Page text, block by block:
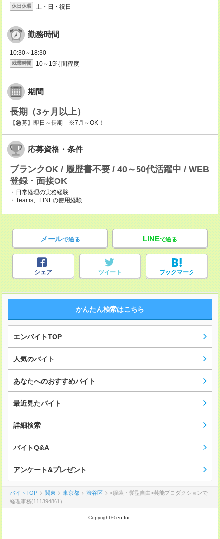
休日休暇 土・日・祝日
勤務時間
10:30～18:30
残業時間 10～15時間程度
期間
長期（3ヶ月以上）
【急募】即日～長期 ※7月～OK！
応募資格・条件
ブランクOK / 履歴書不要 / 40～50代活躍中 / WEB
登録・面接OK
・日常経理の実務経験
・Teams、LINEの使用経験
メールで送る LINEで送る
シェア ツイート ブックマーク
かんたん検索はこちら
エンバイトTOP
人気のバイト
あなたへのおすすめバイト
最近見たバイト
詳細検索
バイトQ&A
アンケート&プレゼント
バイトTOP 関東 東京都 渋谷区
<服装・髪型自由>芸能プロダクションで
経理事務(111394861）
Copyright © en Inc.